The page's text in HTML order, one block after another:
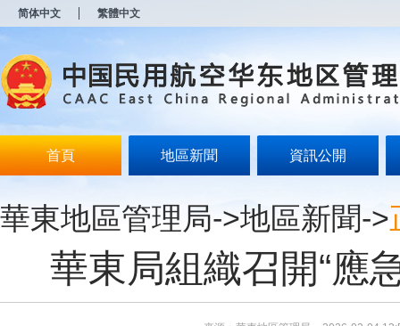
简体中文 繁體中文
首頁 地區新聞 資訊公開
華東地區管理局->地區新聞->
華東局組織召開“應
开
无
障
说
明
Alt
加